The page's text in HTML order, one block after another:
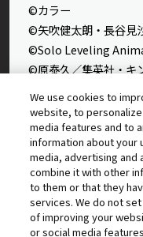
©カラー
©矢吹健太朗・長谷見
©Solo Leveling
©原泰久／集英社・キ
©石田スイ／集英社・
©石田スイ／集英社・
©外薗健／集英社
©タカヒロ・竹村洋平
©高橋留美子／小学館
©藤本タツキ／集英
© 2025 MAPPA／チェ
キ／集英社
We use cookies to
website, to
media features and to
information about your
media, advertising and
combine it with other
to them or that they
services. We do not
of improving your
or social media